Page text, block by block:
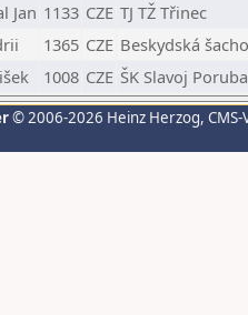
Jan 1133 CZE TJ TŽ Třinec
1365 CZE Beskydská
1008 CZE ŠK Slavoj Poruba
© 2006-2026 Heinz Herzog,